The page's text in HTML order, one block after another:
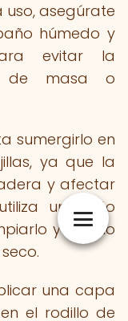
uso, asegúrate
húmedo y
evitar la
de masa o
sumergirlo en
ya que la
y afectar
un paño
y sécalo
una capa
el rodillo de